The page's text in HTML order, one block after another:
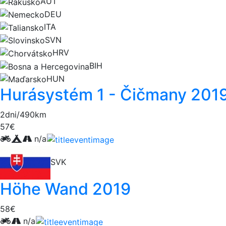
DEU
ITA
SVN
HRV
BIH
HUN
Hurásystém 1 - Čičmany
2dni/490km
57€
n/a
SVK
Höhe Wand 2019
58€
n/a